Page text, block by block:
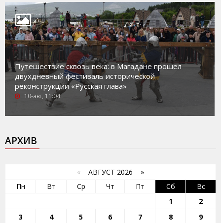
Путешествие сквозь века: в Магадане прошел
двухдневный фестиваль исторической
реконструкции «Русская глава»
10-авг, 11:04
АРХИВ
« АВГУСТ 2026 »
Пн
Вт Ср Чт Пт Сб
Вс
1
2
3
4 5 6 7 8
9